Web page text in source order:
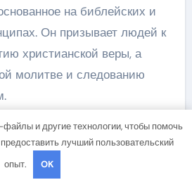
на библейских и
Он призывает людей к
христианской веры, а
молитве и следованию
старец Илия
файлы и другие технологии, чтобы помочь
лучший пользовательский
опыт.
OK